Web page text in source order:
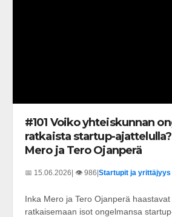
#101 Voiko yhteiskunnan
ratkaista startup-
Mero ja Tero Ojanperä
📅 15.06.2026| 👁️ 986|Startupit ja yrittäjyys
Inka Mero ja Tero Ojanperä haastavat
ratkaisemaan isot ongelmansa